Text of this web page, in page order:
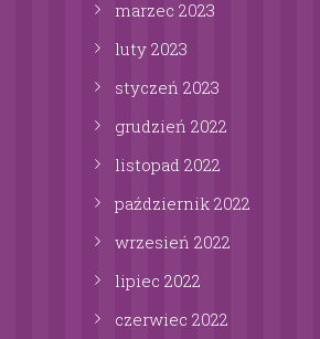
marzec 2023
luty 2023
styczeń 2023
grudzień 2022
listopad 2022
październik 2022
wrzesień 2022
lipiec 2022
czerwiec 2022